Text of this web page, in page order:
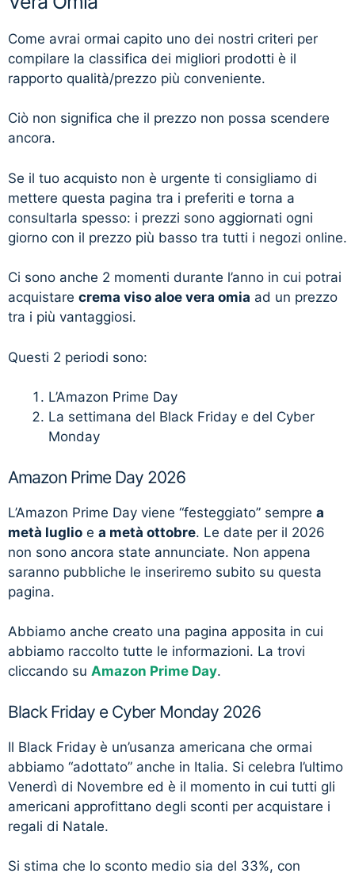
Come avrai ormai capito uno dei nostri criteri per
compilare la classifica dei migliori prodotti è il
rapporto qualità/prezzo più conveniente.
Ciò non significa che il prezzo non possa scendere
ancora.
Se il tuo acquisto non è urgente ti consigliamo di
mettere questa pagina tra i preferiti e torna a
consultarla spesso: i prezzi sono aggiornati ogni
giorno con il prezzo più basso tra tutti i negozi online.
Ci sono anche 2 momenti durante l’anno in cui potrai
acquistare crema viso aloe vera omia ad un prezzo
tra i più vantaggiosi.
Questi 2 periodi sono:
L’Amazon Prime Day
La settimana del Black Friday e del Cyber
Monday
Amazon Prime Day 2026
L’Amazon Prime Day viene “festeggiato” sempre a
metà luglio e a metà ottobre. Le date per il 2026
non sono ancora state annunciate. Non appena
saranno pubbliche le inseriremo subito su questa
pagina.
Abbiamo anche creato una pagina apposita in cui
abbiamo raccolto tutte le informazioni. La trovi
cliccando su Amazon Prime Day.
Black Friday e Cyber Monday 2026
Il Black Friday è un’usanza americana che ormai
abbiamo “adottato” anche in Italia. Si celebra l’ultimo
Venerdì di Novembre ed è il momento in cui tutti gli
americani approfittano degli sconti per acquistare i
regali di Natale.
Si stima che lo sconto medio sia del 33%, con